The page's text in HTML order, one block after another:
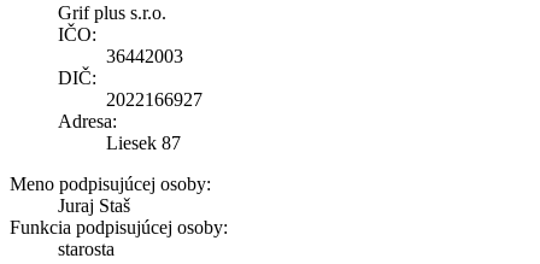
Grif plus s.r.o.
IČO:
36442003
DIČ:
2022166927
Adresa:
Liesek 87
Meno podpisujúcej osoby:
Juraj Staš
Funkcia podpisujúcej osoby:
starosta